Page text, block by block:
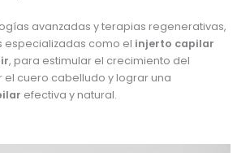
avanzadas y terapias regenerativas,
especializadas como el injerto capilar
, para estimular el crecimiento del
el cuero cabelludo y lograr una
efectiva y natural.